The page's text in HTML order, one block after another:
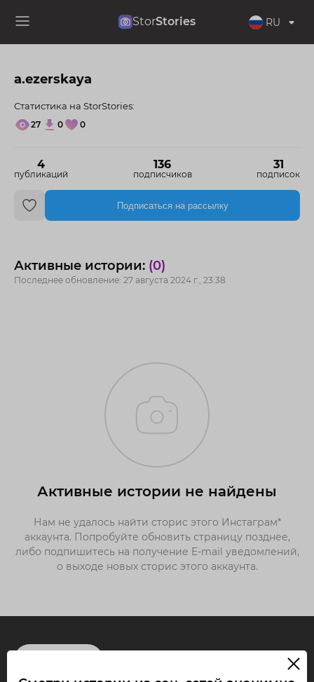
StorStories RU
a.ezerskaya
4
публикаций
136
подписчиков
31
подписок
Статистика на StorStories:
27 0 0
Подписаться на рассылку
Активные истории: (0)
Последнее обновление: 27 августа 2024 г., 23:38
Активные истории не найдены
Нам не удалось найти сторис этого Инстаграм*
аккаунта. Попробуйте обновить страницу позднее,
либо подпишитесь на получение E-mail уведомлений,
о выходе новых сторис этого аккаунта.